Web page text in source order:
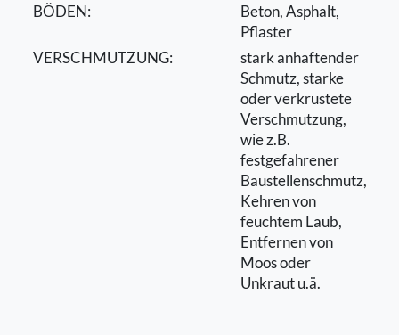
BÖDEN:
Beton, Asphalt,
Pﬂaster
VERSCHMUTZUNG:
stark anhaftender
Schmutz, starke
oder verkrustete
Verschmutzung,
wie z.B.
festgefahrener
Baustellenschmutz,
Kehren von
feuchtem Laub,
Entfernen von
Moos oder
Unkraut u.ä.